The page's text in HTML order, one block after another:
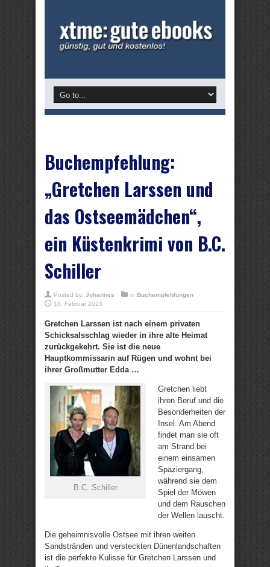
Buchempfehlung:
„Gretchen Larssen und
das Ostseemädchen“,
ein Küstenkrimi von B.C.
Schiller
Posted by: Johannes in Buchempfehlungen
18. Februar 2023
Gretchen Larssen ist nach einem privaten
Schicksalsschlag wieder in ihre alte Heimat
zurückgekehrt. Sie ist die neue
Hauptkommissarin auf Rügen und wohnt bei
ihrer Großmutter Edda …
B.C. Schiller
Gretchen liebt
ihren Beruf und die
Besonderheiten der
Insel. Am Abend
findet man sie oft
am Strand bei
einem einsamen
Spaziergang,
während sie dem
Spiel der Möwen
und dem Rauschen
der Wellen lauscht.
Die geheimnisvolle Ostsee mit ihren weiten
Sandstränden und versteckten Dünenlandschaften
ist die perfekte Kulisse für Gretchen Larssen und